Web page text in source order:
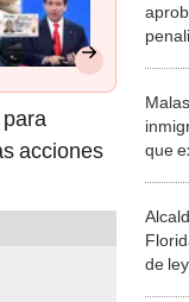
acciones
que
de